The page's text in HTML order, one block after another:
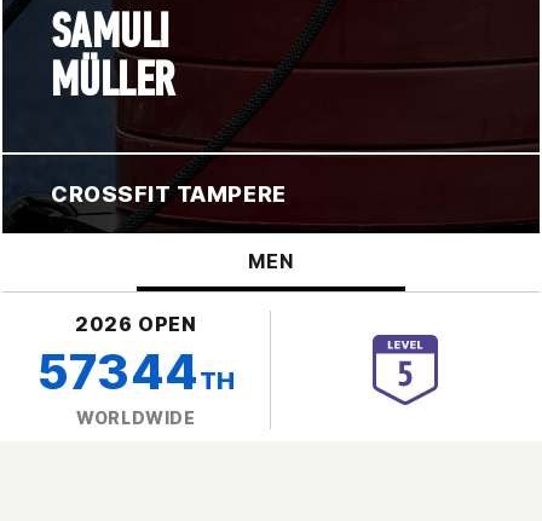
SAMULI
MÜLLER
CROSSFIT TAMPERE
MEN
2026 OPEN
57344TH
WORLDWIDE